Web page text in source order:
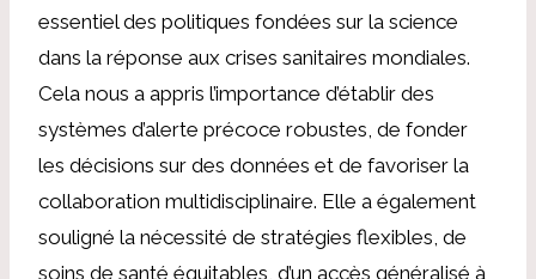
essentiel des politiques fondées sur la science
dans la réponse aux crises sanitaires mondiales.
Cela nous a appris l’importance d’établir des
systèmes d’alerte précoce robustes, de fonder
les décisions sur des données et de favoriser la
collaboration multidisciplinaire. Elle a également
souligné la nécessité de stratégies flexibles, de
soins de santé équitables, d’un accès généralisé à